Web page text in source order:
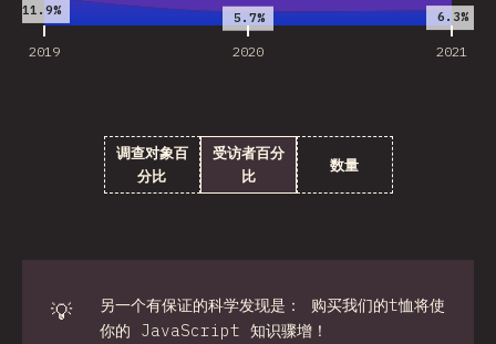
2019 2020 2021
11.9% 5.7% 6.3%
调查对象百
分比
受访者百分
比
数量
💡
另一个有保证的科学发现是： 购买我们的t恤将使
你的 JavaScript 知识骤增！